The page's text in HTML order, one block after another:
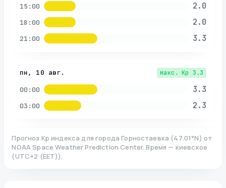
15:00 2.0
18:00 2.0
21:00 3.3
пн, 10 авг. макс. Kp 3.3
00:00 3.3
03:00 2.3
Прогноз Kp индекса для города Горностаевка (47.01°N) от
NOAA Space Weather Prediction Center. Время — киевское
(UTC+2 (EET)).